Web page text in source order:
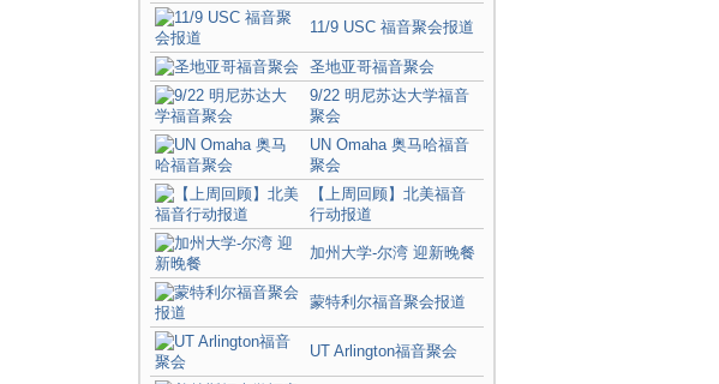
11/9 USC 福音聚会报道
圣地亚哥福音聚会
9/22 明尼苏达大学福音
聚会
UN Omaha 奥马哈福音
聚会
【上周回顾】北美福音
行动报道
加州大学-尔湾 迎新晚餐
蒙特利尔福音聚会报道
UT Arlington福音聚会